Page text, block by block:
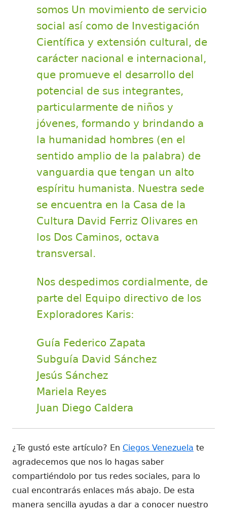
somos Un movimiento de servicio
social así como de Investigación
Científica y extensión cultural, de
carácter nacional e internacional,
que promueve el desarrollo del
potencial de sus integrantes,
particularmente de niños y
jóvenes, formando y brindando a
la humanidad hombres (en el
sentido amplio de la palabra) de
vanguardia que tengan un alto
espíritu humanista. Nuestra sede
se encuentra en la Casa de la
Cultura David Ferriz Olivares en
los Dos Caminos, octava
transversal.
Nos despedimos cordialmente, de
parte del Equipo directivo de los
Exploradores Karis:
Guía Federico Zapata
Subguía David Sánchez
Jesús Sánchez
Mariela Reyes
Juan Diego Caldera
¿Te gustó este artículo? En Ciegos Venezuela te
agradecemos que nos lo hagas saber
compartiéndolo por tus redes sociales, para lo
cual encontrarás enlaces más abajo. De esta
manera sencilla ayudas a dar a conocer nuestro